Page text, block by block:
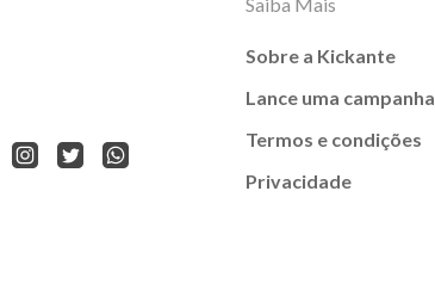
Sobre a Kickante
Lance uma campanha
Termos e condições
Privacidade